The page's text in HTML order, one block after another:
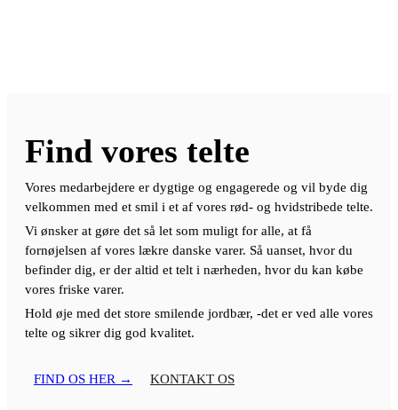
Find vores telte
Vores medarbejdere er dygtige og engagerede og vil byde dig
velkommen med et smil i et af vores rød- og hvidstribede telte.
Vi ønsker at gøre det så let som muligt for alle, at få
fornøjelsen af vores lækre danske varer. Så uanset, hvor du
befinder dig, er der altid et telt i nærheden, hvor du kan købe
vores friske varer.
Hold øje med det store smilende jordbær, -det er ved alle vores
telte og sikrer dig god kvalitet.
FIND OS HER → KONTAKT OS